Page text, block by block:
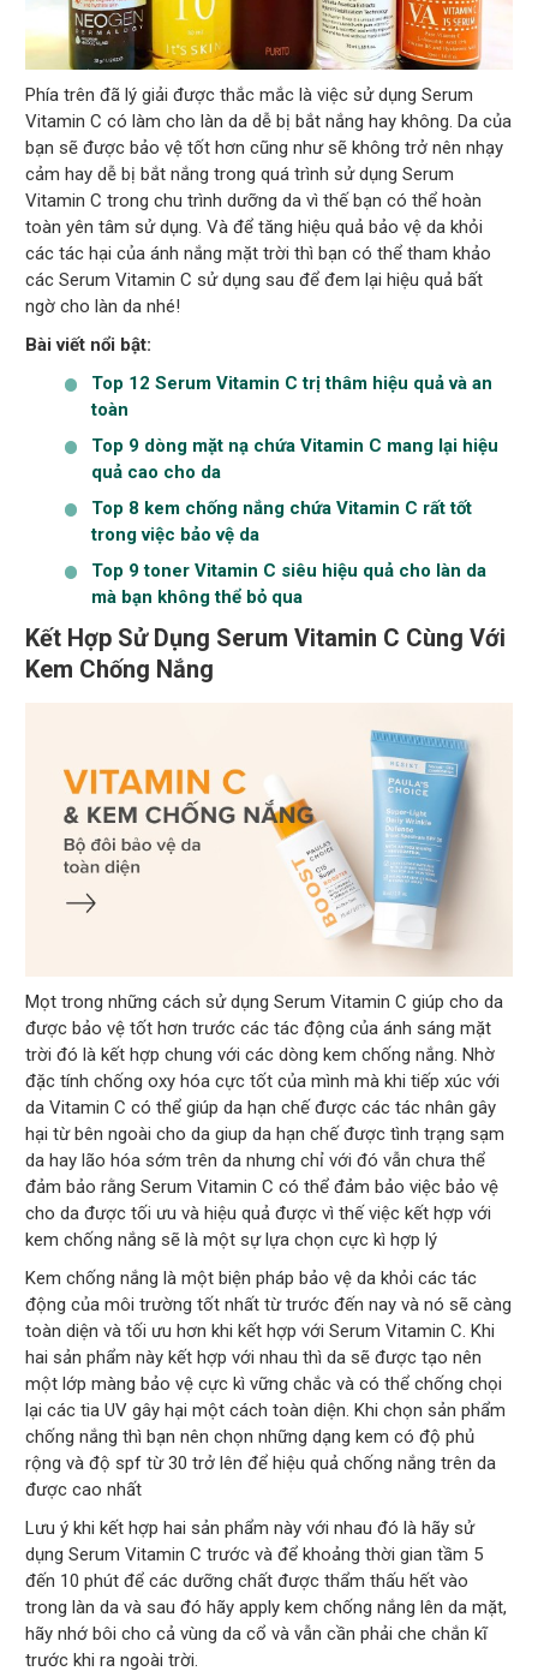
Phía trên đã lý giải được thắc mắc là việc sử dụng Serum
Vitamin C có làm cho làn da dễ bị bắt nắng hay không. Da của
bạn sẽ được bảo vệ tốt hơn cũng như sẽ không trở nên nhạy
cảm hay dễ bị bắt nắng trong quá trình sử dụng Serum
Vitamin C trong chu trình dưỡng da vì thế bạn có thể hoàn
toàn yên tâm sử dụng. Và để tăng hiệu quả bảo vệ da khỏi
các tác hại của ánh nắng mặt trời thì bạn có thể tham khảo
các Serum Vitamin C sử dụng sau để đem lại hiệu quả bất
ngờ cho làn da nhé!
Bài viết nổi bật:
Top 12 Serum Vitamin C trị thâm hiệu quả và an
toàn
Top 9 dòng mặt nạ chứa Vitamin C mang lại hiệu
quả cao cho da
Top 8 kem chống nắng chứa Vitamin C rất tốt
trong việc bảo vệ da
Top 9 toner Vitamin C siêu hiệu quả cho làn da
mà bạn không thể bỏ qua
Kết Hợp Sử Dụng Serum Vitamin C Cùng Với
Kem Chống Nắng
Mọt trong những cách sử dụng Serum Vitamin C giúp cho da
được bảo vệ tốt hơn trước các tác động của ánh sáng mặt
trời đó là kết hợp chung với các dòng kem chống nắng. Nhờ
đặc tính chống oxy hóa cực tốt của mình mà khi tiếp xúc với
da Vitamin C có thể giúp da hạn chế được các tác nhân gây
hại từ bên ngoài cho da giup da hạn chế được tình trạng sạm
da hay lão hóa sớm trên da nhưng chỉ với đó vẫn chưa thể
đảm bảo rằng Serum Vitamin C có thể đảm bảo việc bảo vệ
cho da được tối ưu và hiệu quả được vì thế việc kết hợp với
kem chống nắng sẽ là một sự lựa chọn cực kì hợp lý
Kem chống nắng là một biện pháp bảo vệ da khỏi các tác
động của môi trường tốt nhất từ trước đến nay và nó sẽ càng
toàn diện và tối ưu hơn khi kết hợp với Serum Vitamin C. Khi
hai sản phẩm này kết hợp với nhau thì da sẽ được tạo nên
một lớp màng bảo vệ cực kì vững chắc và có thể chống chọi
lại các tia UV gây hại một cách toàn diện. Khi chọn sản phẩm
chống nắng thì bạn nên chọn những dạng kem có độ phủ
rộng và độ spf từ 30 trở lên để hiệu quả chống nắng trên da
được cao nhất
Lưu ý khi kết hợp hai sản phẩm này với nhau đó là hãy sử
dụng Serum Vitamin C trước và để khoảng thời gian tầm 5
đến 10 phút để các dưỡng chất được thẩm thấu hết vào
trong làn da và sau đó hãy apply kem chống nắng lên da mặt,
hãy nhớ bôi cho cả vùng da cổ và vẫn cần phải che chắn kĩ
trước khi ra ngoài trời.